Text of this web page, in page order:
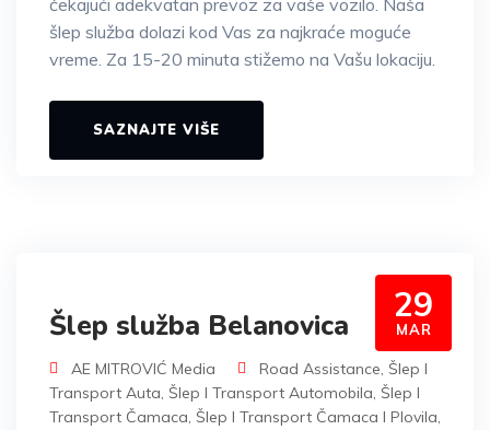
čekajući adekvatan prevoz za vaše vozilo. Naša
šlep služba dolazi kod Vas za najkraće moguće
vreme. Za 15-20 minuta stižemo na Vašu lokaciju.
SAZNAJTE VIŠE
29
MAR
Šlep služba Belanovica
AE MITROVIĆ Media Road Assistance, Šlep I
Transport Auta, Šlep I Transport Automobila, Šlep I
Transport Čamaca, Šlep I Transport Čamaca I Plovila,